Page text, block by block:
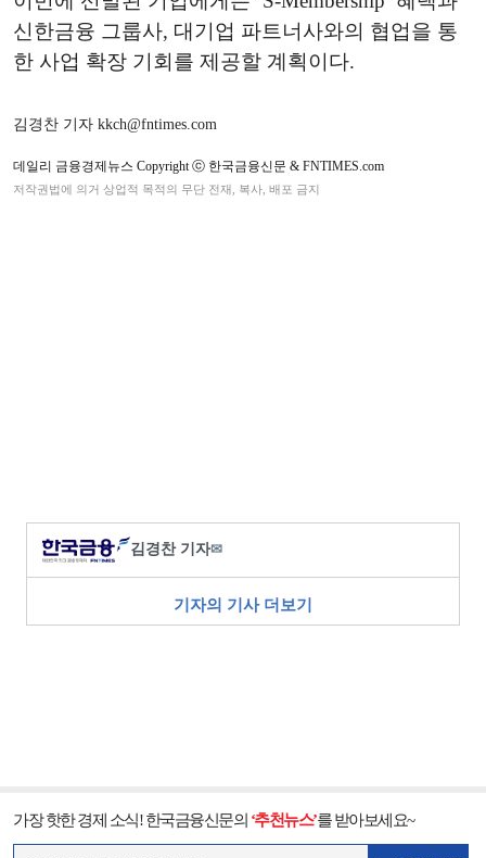
신한금융 그룹사, 대기업 파트너사와의 협업을 통
한 사업 확장 기회를 제공할 계획이다.
김경찬 기자 kkch@fntimes.com
데일리 금융경제뉴스 Copyright ⓒ 한국금융신문 & FNTIMES.com
저작권법에 의거 상업적 목적의 무단 전재, 복사, 배포 금지
김경찬 기자✉
기자의 기사 더보기
가장 핫한 경제 소식! 한국금융신문의 ‘추천뉴스’를 받아보세요~